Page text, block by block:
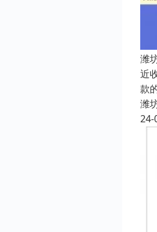
潍
近
款
潍
24-